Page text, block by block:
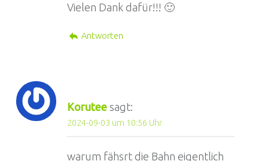
Vielen Dank dafür!!! 🙂
Antworten
Korutee sagt:
2024-09-03 um 10:56 Uhr
warum fähsrt die Bahn eigentlich